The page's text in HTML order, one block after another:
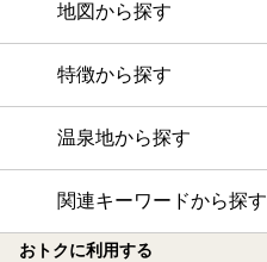
地図から探す
特徴から探す
温泉地から探す
関連キーワードから探す
おトクに利用する